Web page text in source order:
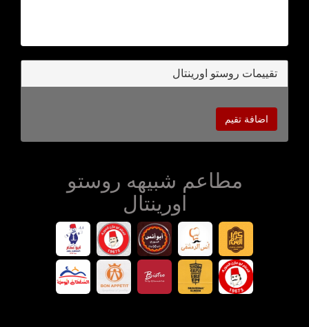
تقييمات روستو اورينتال
اضافة تقيم
مطاعم شبيهه روستو
اورينتال